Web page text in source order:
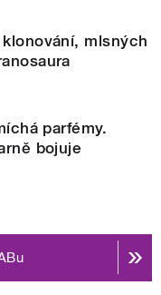
mlsných
parfémy.
bojuje